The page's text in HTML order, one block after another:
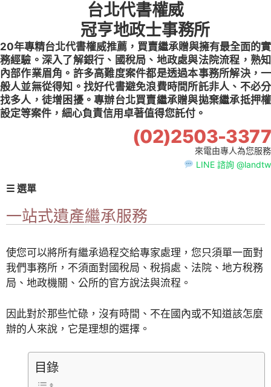
台北代書權威
冠亨地政士事務所
20年專精台北代書權威推薦，買賣繼承贈與擁有最全面的實
務經驗。深入了解銀行、國稅局、地政處與法院流程，熟知
內部作業眉角。許多高難度案件都是透過本事務所解決，一
般人並無從得知。找好代書避免浪費時間所託非人、不必分
找多人，徒增困擾。專辦台北買賣繼承贈與拋棄繼承抵押權
設定等案件，細心負責信用卓著值得您託付。
(02)2503-3377
來電由專人為您服務
LINE 諮詢 @landtw
☰ 選單
一站式遺產繼承服務
使您可以將所有繼承過程交給專家處理，您只須單一面對
我們事務所，不須面對國稅局、稅捐處、法院、地方稅務
局、地政機關、公所的官方說法與流程。
因此對於那些忙碌，沒有時間、不在國內或不知道該怎麼
辦的人來說，它是理想的選擇。
目錄